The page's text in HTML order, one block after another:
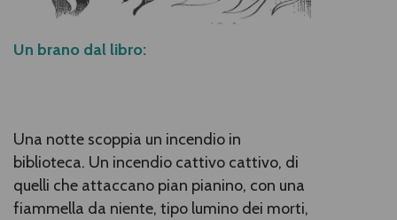
Un brano dal libro:
Una notte scoppia un incendio in
biblioteca. Un incendio cattivo cattivo, di
quelli che attaccano pian pianino, con una
fiammella da niente, tipo lumino dei morti,